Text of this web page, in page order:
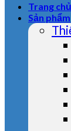
Trang chủ
Sản phẩm